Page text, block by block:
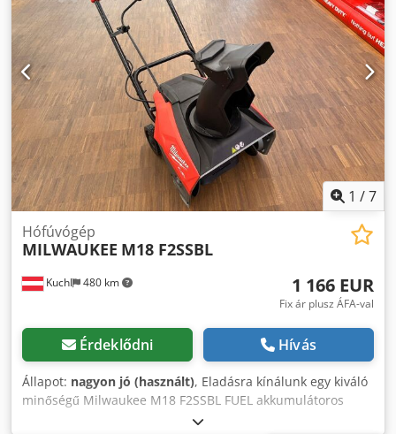
1 /7
Kuchl 480 km
Hófúvógép
MILWAUKEE M18 F2SSBL
1 166 EUR
Fix ár plusz ÁFA-val
Érdeklődni Hívás
Állapot: nagyon jó (használt), Eladásra kínálunk egy kiváló
minőségű Milwaukee M18 F2SSBL FUEL akkumulátoros
hótolót, amely bemutató gépként, nagyon jó állapotban